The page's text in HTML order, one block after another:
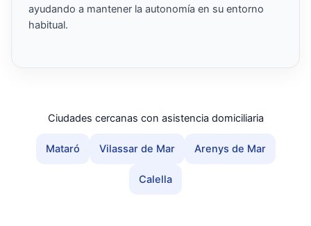
ayudando a mantener la autonomía en su entorno
habitual.
Ciudades cercanas con asistencia domiciliaria
Mataró Vilassar de Mar Arenys de Mar
Calella